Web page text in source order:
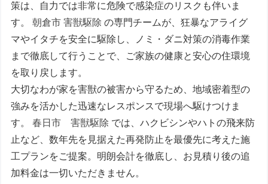
策は、自力では非常に危険で感染症のリスクも伴いま
す。朝倉市 害獣駆除 の専門チームが、狂暴なアライグ
マやイタチを安全に駆除し、ノミ・ダニ対策の消毒作業
まで徹底して行うことで、ご家族の健康と安心の住環境
を取り戻します。
大切なわが家を害獣の被害から守るため、地域密着型の
強みを活かした迅速なレスポンスで現場へ駆けつけま
す。春日市 害獣駆除 では、ハクビシンやハトの飛来防
止など、数年先を見据えた再発防止を最優先に考えた施
工プランをご提案。明朗会計を徹底し、お見積り後の追
加料金は一切いただきません。